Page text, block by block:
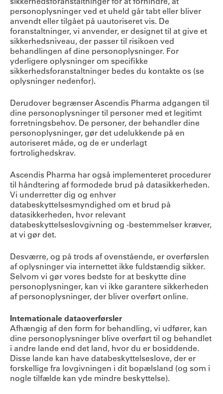
personoplysninger ved et uheld går tabt eller bliver
anvendt eller tilgået på uautoriseret vis. De
foranstaltninger, vi anvender, er designet til at give et
sikkerhedsniveau, der passer til risikoen ved
behandlingen af dine personoplysninger. For
yderligere oplysninger om specifikke
sikkerhedsforanstaltninger bedes du kontakte os (se
oplysninger nedenfor).
Derudover begrænser Ascendis Pharma adgangen til
dine personoplysninger til personer med et legitimt
forretningsbehov. De personer, der behandler dine
personoplysninger, gør det udelukkende på en
autoriseret måde, og de er underlagt
fortrolighedskrav.
Ascendis Pharma har også implementeret procedurer
til håndtering af formodede brud på datasikkerheden.
Vi underretter dig og enhver
databeskyttelsesmyndighed om et brud på
datasikkerheden, hvor relevant
databeskyttelseslovgivning og -bestemmelser kræver,
at vi gør det.
Desværre, og på trods af ovenstående, er overførslen
af oplysninger via internettet ikke fuldstændig sikker.
Selvom vi gør vores bedste for at beskytte dine
personoplysninger, kan vi ikke garantere sikkerheden
af personoplysninger, der bliver overført online.
Internationale dataoverførsler
Afhængig af den form for behandling, vi udfører, kan
dine personoplysninger blive overført til og behandlet
i andre lande end det land, hvor du er bosiddende.
Disse lande kan have databeskyttelseslove, der er
forskellige fra lovgivningen i dit bopælsland (og som i
nogle tilfælde kan yde mindre beskyttelse).